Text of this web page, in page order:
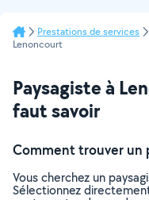
Prestations de services
Lenoncourt
Paysagiste à
faut savoir
Comment trouver un
Vous cherchez un
Sélectionnez